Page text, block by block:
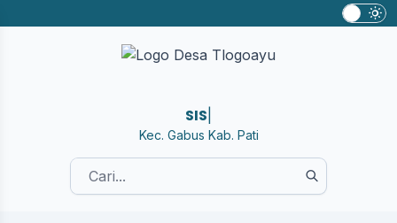
SISTE
Kec. Gabus Kab. Pati